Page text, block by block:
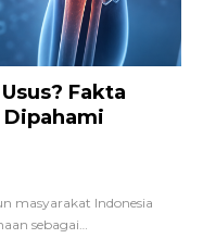
Fakta
Dipahami
masyarakat Indonesia
sebagai…